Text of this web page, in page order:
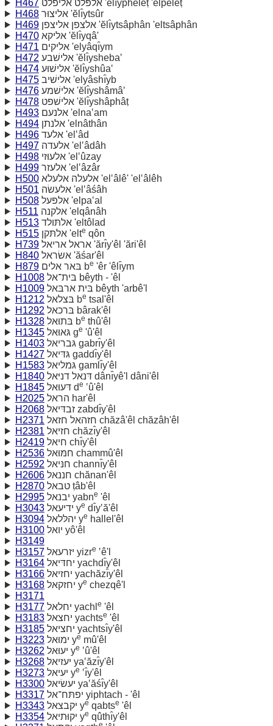
H467
אלפּלט אליפלט 'ĕlı̂ypheleṭ 'ĕlpeleṭ
H468
אליצוּר 'ĕlı̂ytsûr
H469
אלצפן אליצפן 'ĕlı̂ytsâphân 'eltsâphân
H470
אליקא 'ĕlı̂yqâ'
H471
אליקים 'elyâqı̂ym
H472
אלישׁבע 'ĕlı̂ysheba‛
H474
אלישׁוּע 'ĕlı̂yshûa‛
H475
אלישׁיב 'elyâshı̂yb
H476
אלישׁמע 'ĕlı̂yshâmâ‛
H478
אלישׁפט 'ĕlı̂yshâphâṭ
H493
אלנעם 'elna‛am
H494
אלנתן 'elnâthân
H496
אלעד 'el‛âd
H497
אלעדה 'el‛âdâh
H498
אלעוּזי 'el‛ûzay
H499
אלעזר 'el‛âzâr
H500
אלעלה אלעלא 'el‛âlê' 'el‛âlêh
H501
אלעשׂה 'el‛âśâh
H508
אלפּעל 'elpa‛al
H511
אלקנה 'elqânâh
H513
אלתּולד 'eltôlad
H515
אלתּקן 'elte qôn
H739
אראל אריאל 'ărı̂y'êl 'ări'êl
H840
אשׂראל 'ăśar'êl
H879
בּאר אלים be 'êr 'êlı̂ym
H1008
בּית־אל bêyth - 'êl
H1009
בּית ארבּאל bêyth 'arbê'l
H1212
בּצלאל be tsal'êl
H1292
בּרכאל bârak'êl
H1328
בּתוּאל be thû'êl
H1345
גּאוּאל ge 'û'êl
H1403
גּבריאל gabrı̂y'êl
H1427
גּדּיאל gaddı̂y'êl
H1583
גּמליאל gamlı̂y'êl
H1840
דּנאל דניּאל dânı̂yê'l dâni'êl
H1845
דּעוּאל de ‛û'êl
H2025
הראל har'êl
H2068
זבדּיאל zabdı̂y'êl
H2371
חזהאל חזאל chăzâ'êl chăzâh'êl
H2381
חזיאל chăzı̂y'êl
H2419
חיאל chı̂y'êl
H2536
חמּוּאל chammû'êl
H2592
חנּיאל channı̂y'êl
H2606
חננאל chănan'êl
H2870
טבאל ṭâb'êl
H2995
יבנאל yabne 'êl
H3043
ידיעאל ye dı̂y‛ă'êl
H3094
יהלּלאל ye hallel'êl
H3100
יואל yô'êl
H3149
H3157
יזרעאל yizre ‛ê'l
H3164
יחדּיאל yachdı̂y'êl
H3166
יחזיאל yachăzı̂y'êl
H3168
יחזקאל ye chezqê'l
H3171
H3177
יחלאל yachl e 'êl
H3183
יחצאל yachtse 'êl
H3185
יחציאל yachtsı̂y'êl
H3223
ימוּאל ye mû'êl
H3262
יעוּאל ye ‛û'êl
H3268
יעזיאל ya‛ăzı̂y'êl
H3273
יעיאל ye ‛ı̂y'êl
H3300
יעשׂיאל ya‛ăśı̂y'êl
H3317
יפתּח־אל yiphtach - 'êl
H3343
יקבצאל ye qabtse 'êl
H3354
יקוּתיאל ye qûthı̂y'êl